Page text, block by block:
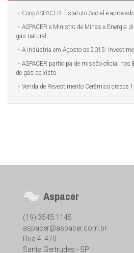
CoopASPACER: Estatuto Social é
ASPACER e Ministro de Minas e Energia
gás natural
A Indústria em Agosto de 2015:
ASPACER participa de missão oficial nos
de gás de xisto
Venda de Revestimento Cerâmico cresce
Aspacer
(19) 3545.1145
aspacer@aspacer.com.br
Rua 4, 470
Santa Gertrudes - SP